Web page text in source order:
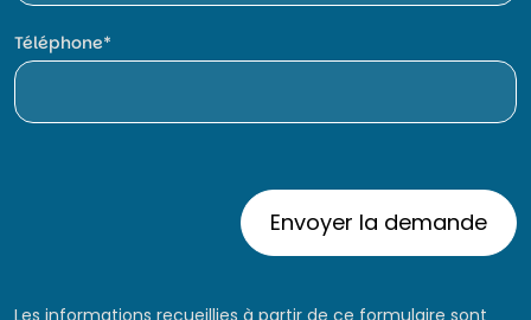
Téléphone
Les informations recueillies à partir de ce formulaire sont